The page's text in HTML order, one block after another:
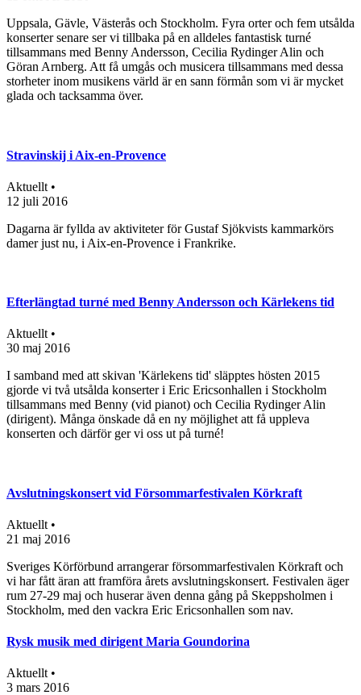
Uppsala, Gävle, Västerås och Stockholm. Fyra orter och fem utsålda
konserter senare ser vi tillbaka på en alldeles fantastisk turné
tillsammans med Benny Andersson, Cecilia Rydinger Alin och
Göran Arnberg. Att få umgås och musicera tillsammans med dessa
storheter inom musikens värld är en sann förmån som vi är mycket
glada och tacksamma över.
Stravinskij i Aix-en-Provence
Aktuellt •
12 juli 2016
Dagarna är fyllda av aktiviteter för Gustaf Sjökvists kammarkörs
damer just nu, i Aix-en-Provence i Frankrike.
Efterlängtad turné med Benny Andersson och Kärlekens tid
Aktuellt •
30 maj 2016
I samband med att skivan 'Kärlekens tid' släpptes hösten 2015
gjorde vi två utsålda konserter i Eric Ericsonhallen i Stockholm
tillsammans med Benny (vid pianot) och Cecilia Rydinger Alin
(dirigent). Många önskade då en ny möjlighet att få uppleva
konserten och därför ger vi oss ut på turné!
Avslutningskonsert vid Försommarfestivalen Körkraft
Aktuellt •
21 maj 2016
Sveriges Körförbund arrangerar försommarfestivalen Körkraft och
vi har fått äran att framföra årets avslutningskonsert. Festivalen äger
rum 27-29 maj och huserar även denna gång på Skeppsholmen i
Stockholm, med den vackra Eric Ericsonhallen som nav.
Rysk musik med dirigent Maria Goundorina
Aktuellt •
3 mars 2016